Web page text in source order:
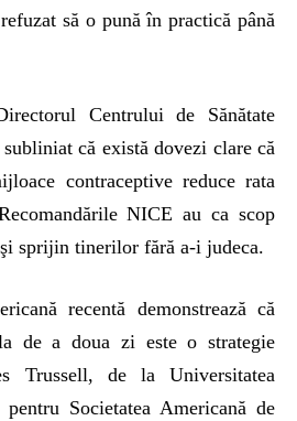
să o pună în practică până
Centrului de Sănătate
că există dovezi clare că
contraceptive reduce rata
NICE au ca scop
sprijin tinerilor fără a-i judeca.
recentă demonstrează că
de a doua zi este o strategie
Trussell, de la Universitatea
Societatea Americană de